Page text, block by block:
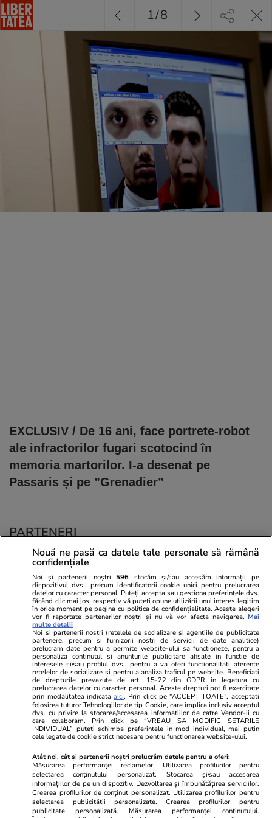
EXCLUSIV / De 16 ani, face portrete-robot
ale infractorilor fugari scotocind în
memoria martorilor. I-a desenat pe
Passaris și pe ”Grenadier”
1/8
PARTENERI
Viva.ro
"Nici acum nu îi știu bine. Nu îi știu familia".
A tăcut luni întregi, dar acum Gina Matache a
spus adevărul despre relația cu ginerele ei,
Radu Siffr...
Unica.ro
Nu și ei! S-au
căsnicie! Cei doi
secret. Nimeni
motiv al
© 2026 Ringier Romania. Toate drepturile rezervate
Nouă ne pasă ca datele tale personale să rămână
confidențiale
Noi și partenerii noștri 596 stocăm și/sau accesăm informații pe
dispozitivul dvs., precum identificatorii cookie unici pentru prelucrarea
datelor cu caracter personal. Puteți accepta sau gestiona preferințele dvs.
făcând clic mai jos, respectiv vă puteți opune utilizării unui interes legitim
în orice moment pe pagina cu politica de confidențialitate. Aceste alegeri
vor fi raportate partenerilor noștri și nu vă vor afecta navigarea. Mai
multe detalii
Noi si partenerii nostri (retelele de socializare si agentiile de publicitate
partenere, precum si furnizorii nostri de servicii de date analitice)
prelucram date pentru a permite website-ului sa functioneze, pentru a
personaliza continutul si anunturile publicitare afisate in functie de
interesele si/sau profilul dvs., pentru a va oferi functionalitati aferente
retelelor de socializare si pentru a analiza traficul pe website. Beneficiati
de drepturile prevazute de art. 15-22 din GDPR in legatura cu
prelucrarea datelor cu caracter personal. Aceste drepturi pot fi exercitate
prin modalitatea indicataaici. Prin click pe “ACCEPT TOATE”, acceptati
folosirea tuturor Tehnologiilor de tip Cookie, care implica inclusiv acceptul
dvs. cu privire la stocarea/accesarea informatiilor de catre Vendor-ii cu
care colaboram. Prin click pe “VREAU SA MODIFIC SETARILE
INDIVIDUAL” puteti schimba preferintele in mod individual, mai putin
cele legate de cookie strict necesare pentru functionarea website-ului.
Atât noi, cât și partenerii noștri prelucrăm datele pentru a oferi:
Măsurarea performanței reclamelor. Utilizarea profilurilor pentru
selectarea conținutului personalizat. Stocarea și/sau accesarea
informațiilor de pe un dispozitiv. Dezvoltarea și îmbunătățirea serviciilor.
Crearea profilurilor de conținut personalizat. Utilizarea profilurilor pentru
selectarea publicității personalizate. Crearea profilurilor pentru
publicitate personalizată. Măsurarea performanței conținutului.